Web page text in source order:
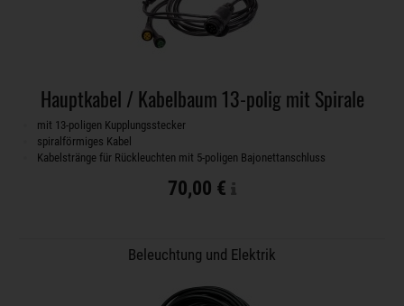
Hauptkabel / Kabelbaum 13-polig mit Spirale
mit 13-poligen Kupplungsstecker
spiralförmiges Kabel
Kabelstränge für Rückleuchten mit 5-poligen Bajonettanschluss
70,00 €
Beleuchtung und Elektrik